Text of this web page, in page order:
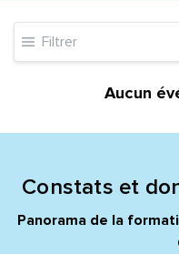
Filtrer
Aucun
Constats et
Panorama de la
Prénom et nom*
Adresse e-mail*
Quelle est la